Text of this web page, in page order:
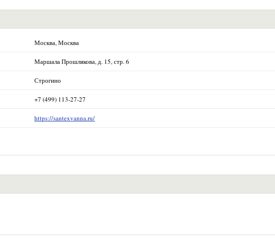
Москва, Москва
Маршала Прошлякова, д. 15, стр. 6
Строгино
+7 (499) 113-27-27
https://santexvanna.ru/